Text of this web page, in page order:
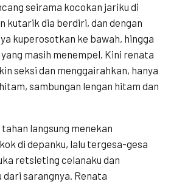
seirama kocokan jariku di
kutarik dia berdiri, dan dengan
kuperosotkan ke bawah, hingga
masih menempel. Kini renata
seksi dan menggairahkan, hanya
sambungan lengan hitam dan
langsung menekan
di depanku, lalu tergesa-gesa
retsleting celanaku dan
sarangnya. Renata